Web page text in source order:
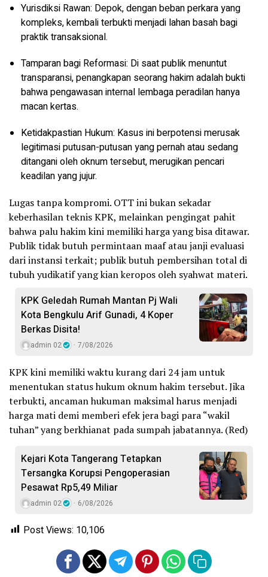
Yurisdiksi Rawan: Depok, dengan beban perkara yang
kompleks, kembali terbukti menjadi lahan basah bagi
praktik transaksional.
Tamparan bagi Reformasi: Di saat publik menuntut
transparansi, penangkapan seorang hakim adalah bukti
bahwa pengawasan internal lembaga peradilan hanya
macan kertas.
Ketidakpastian Hukum: Kasus ini berpotensi merusak
legitimasi putusan-putusan yang pernah atau sedang
ditangani oleh oknum tersebut, merugikan pencari
keadilan yang jujur.
Lugas tanpa kompromi. OTT ini bukan sekadar
keberhasilan teknis KPK, melainkan pengingat pahit
bahwa palu hakim kini memiliki harga yang bisa ditawar.
Publik tidak butuh permintaan maaf atau janji evaluasi
dari instansi terkait; publik butuh pembersihan total di
tubuh yudikatif yang kian keropos oleh syahwat materi.
KPK Geledah Rumah Mantan Pj Wali
Kota Bengkulu Arif Gunadi, 4 Koper
Berkas Disita!
admin 02 7/08/2026
KPK kini memiliki waktu kurang dari 24 jam untuk
menentukan status hukum oknum hakim tersebut. Jika
terbukti, ancaman hukuman maksimal harus menjadi
harga mati demi memberi efek jera bagi para “wakil
tuhan” yang berkhianat pada sumpah jabatannya. (Red)
Kejari Kota Tangerang Tetapkan
Tersangka Korupsi Pengoperasian
Pesawat Rp5,49 Miliar
admin 02 6/08/2026
Post Views: 10,106